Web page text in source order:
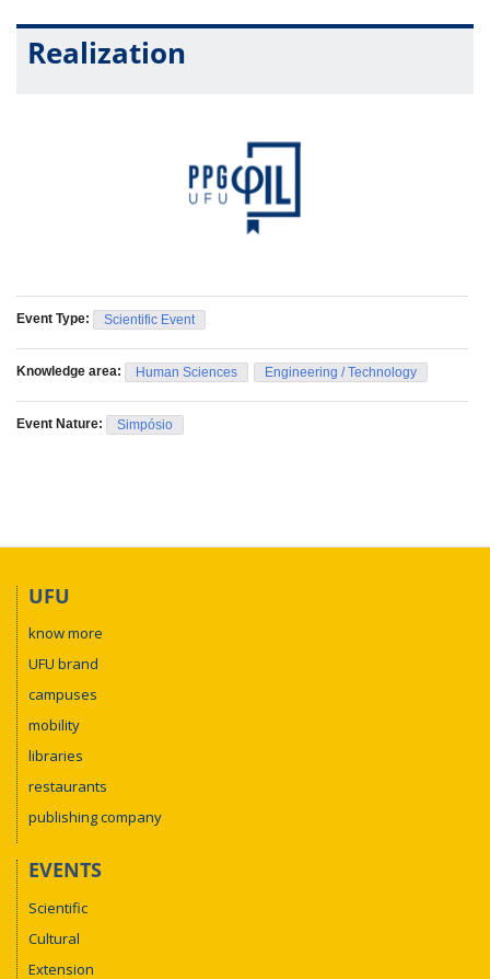
Realization
Event Type: Scientific Event
Knowledge area: Human Sciences Engineering / Technology
Event Nature: Simpósio
UFU
know more
UFU brand
campuses
mobility
libraries
restaurants
publishing company
EVENTS
Scientific
Cultural
Extension